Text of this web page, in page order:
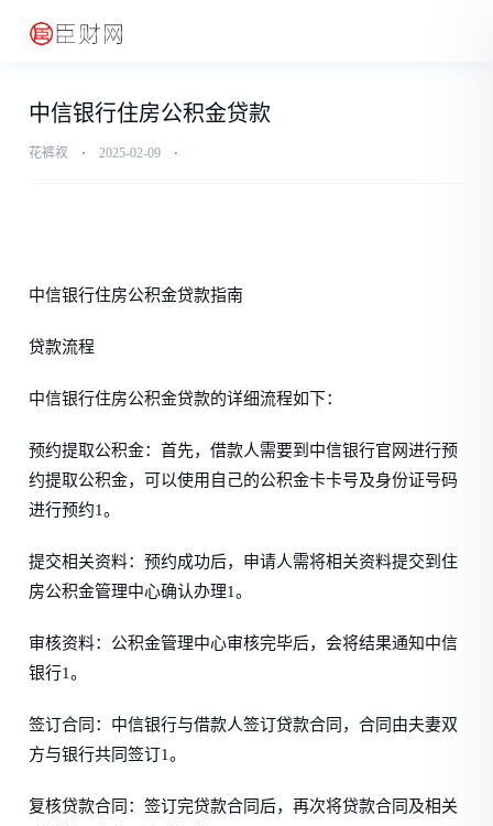
中信银行住房公积金贷款
花裤衩 ⋅ 2025-02-09 ⋅
中信银行住房公积金贷款指南
贷款流程
中信银行住房公积金贷款的详细流程如下：
预约提取公积金：首先，借款人需要到中信银行官网进行预
约提取公积金，可以使用自己的公积金卡卡号及身份证号码
进行预约1。
提交相关资料：预约成功后，申请人需将相关资料提交到住
房公积金管理中心确认办理1。
审核资料：公积金管理中心审核完毕后，会将结果通知中信
银行1。
签订合同：中信银行与借款人签订贷款合同，合同由夫妻双
方与银行共同签订1。
复核贷款合同：签订完贷款合同后，再次将贷款合同及相关